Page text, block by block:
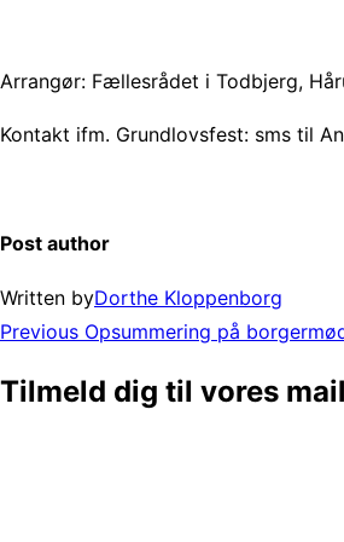
Arrangør: Fællesrådet i Todbjerg,
Kontakt ifm. Grundlovsfest: sms til
Post author
Written byDorthe Kloppenborg
Post
navigation
Previous
Previous Opsummering på
Tilmeld dig til vores